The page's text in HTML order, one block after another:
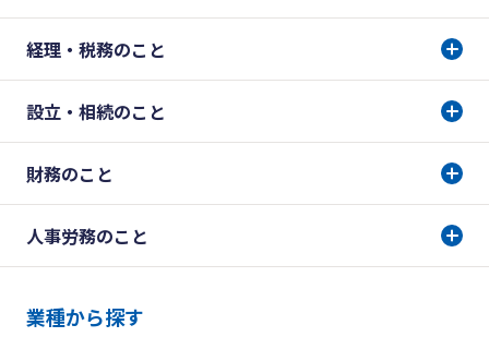
経理・税務のこと
設立・相続のこと
財務のこと
人事労務のこと
業種から探す